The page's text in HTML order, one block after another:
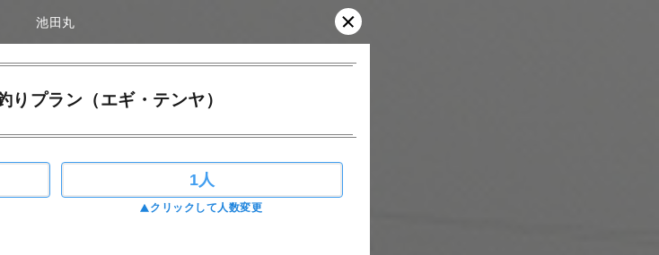
池田丸
りプラン（エギ・テンヤ）
1人
クリックして人数変更